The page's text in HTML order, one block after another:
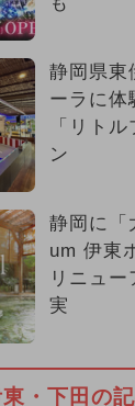
静岡県東
ーラに体
「リト
ン
静岡に「
um 伊東
リニュ
実
・下田の